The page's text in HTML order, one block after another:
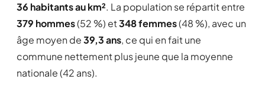
36 habitants au km². La population se répartit entre
379 hommes(52 %) et348 femmes(48 %), avec un
âge moyen de39,3 ans, ce qui en fait une
commune nettement plus jeune que la moyenne
nationale (42 ans).